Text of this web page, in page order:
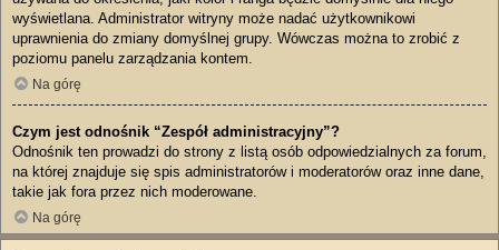
wyświetlana. Administrator witryny może nadać użytkownikowi
uprawnienia do zmiany domyślnej grupy. Wówczas można to zrobić z
poziomu panelu zarządzania kontem.
Na górę
Czym jest odnośnik “Zespół administracyjny”?
Odnośnik ten prowadzi do strony z listą osób odpowiedzialnych za forum,
na której znajduje się spis administratorów i moderatorów oraz inne dane,
takie jak fora przez nich moderowane.
Na górę